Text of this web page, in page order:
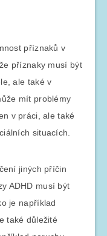
příznaků v
příznaky musí být
ale také v
mít problémy
v práci, ale také
situacích.
jiných příčin
ADHD musí být
je například
také důležité